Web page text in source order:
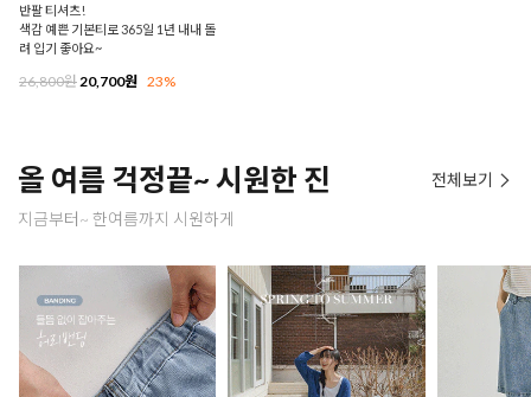
반팔 티셔츠!
색감 예쁜 기본티로 365일 1년 내내 돌
려 입기 좋아요~
26,800원 20,700원 23%
올 여름 걱정끝~ 시원한 진
지금부터~ 한여름까지 시원하게
전체보기